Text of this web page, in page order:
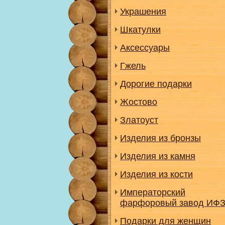
Украшения
Шкатулки
Аксессуары
Гжель
Дорогие подарки
Жостово
Златоуст
Изделия из бронзы
Изделия из камня
Изделия из кости
Императорский
фарфоровый завод ИФЗ
Подарки для женщин